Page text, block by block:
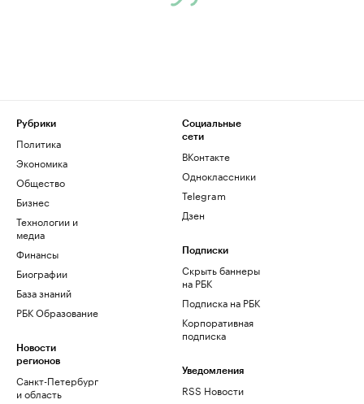
Рубрики
Политика
Экономика
Общество
Бизнес
Технологии и
медиа
Финансы
Биографии
База знаний
РБК Образование
Новости
регионов
Санкт-Петербург
и область
Социальные
сети
ВКонтакте
Одноклассники
Telegram
Дзен
Подписки
Скрыть баннеры
на РБК
Подписка на РБК
Корпоративная
подписка
Уведомления
RSS Новости